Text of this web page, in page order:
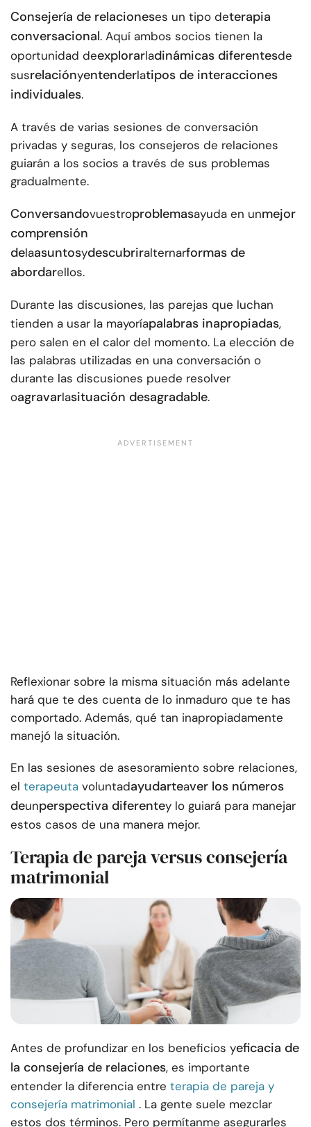
Consejería de relacioneses un tipo deterapia
conversacional. Aquí ambos socios tienen la
oportunidad deexplorarladinámicas diferentesde
susrelaciónyentenderlatipos de interacciones
individuales.
A través de varias sesiones de conversación
privadas y seguras, los consejeros de relaciones
guiarán a los socios a través de sus problemas
gradualmente.
Conversandovuestroproblemasayuda en unmejor
comprensión
delaasuntosydescubriralternarformas de
abordarellos.
Durante las discusiones, las parejas que luchan
tienden a usar la mayoríapalabras inapropiadas,
pero salen en el calor del momento. La elección de
las palabras utilizadas en una conversación o
durante las discusiones puede resolver
oagravarlasituación desagradable.
Reflexionar sobre la misma situación más adelante
hará que te des cuenta de lo inmaduro que te has
comportado. Además, qué tan inapropiadamente
manejó la situación.
En las sesiones de asesoramiento sobre relaciones,
el terapeuta voluntadayudarteaver los números
deunperspectiva diferentey lo guiará para manejar
estos casos de una manera mejor.
Terapia de pareja versus consejería
matrimonial
Antes de profundizar en los beneficios yeficacia de
la consejería de relaciones, es importante
entender la diferencia entre terapia de pareja y
consejería matrimonial . La gente suele mezclar
estos dos términos. Pero permítanme asegurarles